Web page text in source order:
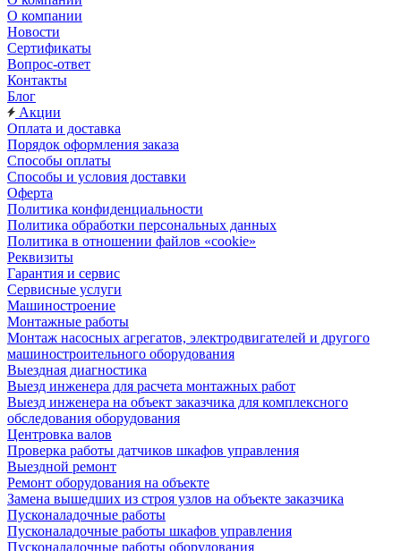
О компании
Новости
Сертификаты
Вопрос-ответ
Контакты
Блог
Акции
Оплата и доставка
Порядок оформления заказа
Способы оплаты
Способы и условия доставки
Оферта
Политика конфиденциальности
Политика обработки персональных данных
Политика в отношении файлов «cookie»
Реквизиты
Гарантия и сервис
Сервисные услуги
Машиностроение
Монтажные работы
Монтаж насосных агрегатов, электродвигателей и другого
машиностроительного оборудования
Выездная диагностика
Выезд инженера для расчета монтажных работ
Выезд инженера на объект заказчика для комплексного
обследования оборудования
Центровка валов
Проверка работы датчиков шкафов управления
Выездной ремонт
Ремонт оборудования на объекте
Замена вышедших из строя узлов на объекте заказчика
Пусконаладочные работы
Пусконаладочные работы шкафов управления
Пусконаладочные работы оборудования